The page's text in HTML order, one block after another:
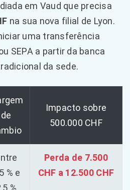
em Vaud que precisa
na sua nova filial de Lyon.
uma transferência
SEPA a partir da banca
da sede.
de
Impacto sobre
500.000 CHF
% e
%
Perda de 7.500
CHF a 12.500 CHF